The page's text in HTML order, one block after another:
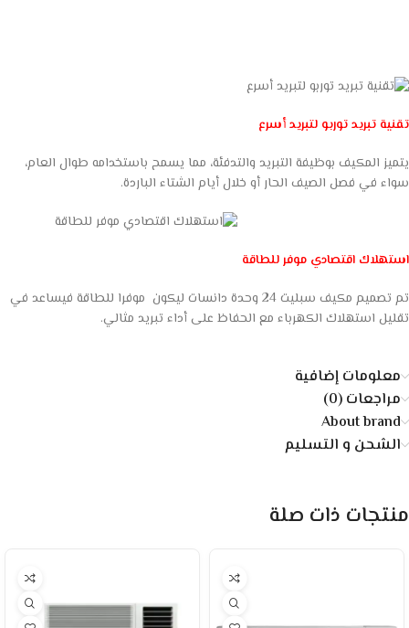
تقنية تبريد توربو لتبريد أسرع
يتميز المكيف بوظيفة التبريد والتدفئة، مما يسمح باستخدامه طوال العام،
سواء في فصل الصيف الحار أو خلال أيام الشتاء الباردة.
استهلاك اقتصادي موفر للطاقة
تم تصميم مكيف سبليت 24 وحدة دانسات ليكون موفرا للطاقة فيساعد في
تقليل استهلاك الكهرباء مع الحفاظ على أداء تبريد مثالي.
معلومات إضافية
مراجعات (0)
About brand
الشحن و التسليم
منتجات ذات صلة